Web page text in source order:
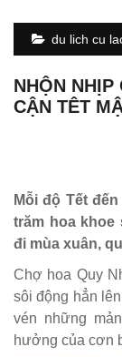
du lich cu
NHỘN NHỊP
CẬN TÊT
Mỗi độ Tết
trăm hoa khoe
đi mùa xuân,
Chợ hoa Quy
sôi động hẳn
vén những
hưởng của cơn